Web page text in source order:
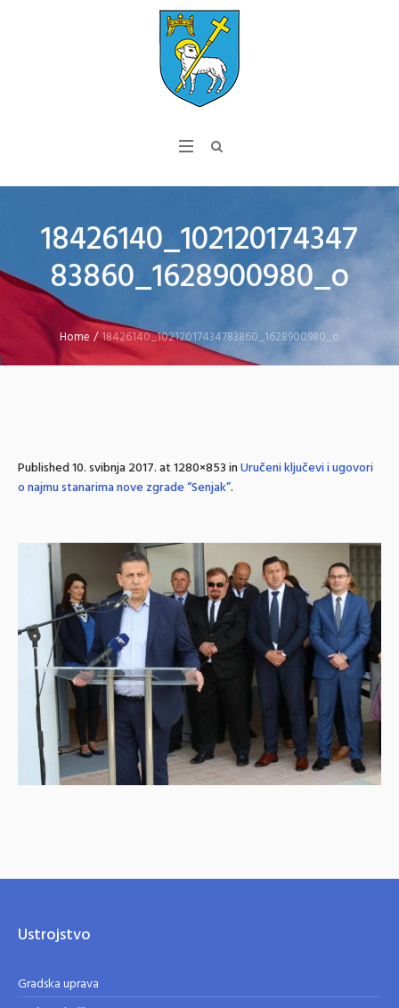
18426140_102120174347
83860_1628900980_o
Home /18426140_10212017434783860_1628900980_o
Published10. svibnja 2017.at 1280×853 inUručeni ključevi i ugovori
o najmu stanarima nove zgrade “Senjak”.
Ustrojstvo
Gradska uprava